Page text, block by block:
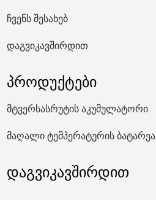
ჩვენს შესახებ
დაგვიკავშირდით
პროდუქტები
მტვერსასრუტის აკუმულატორი
მაღალი ტემპერატურის ბატარეა
დაგვიკავშირდით